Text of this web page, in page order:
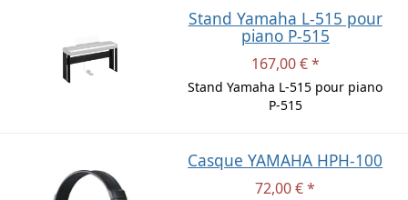
Stand Yamaha L-515 pour
piano P-515
167,00 € *
Stand Yamaha L-515 pour piano
P-515
Casque YAMAHA HPH-100
72,00 € *